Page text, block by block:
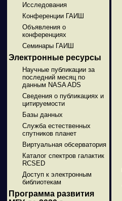
Исследования
Конференции ГАИШ
Объявления о
конференциях
Семинары ГАИШ
Электронные ресурсы
Научные публикации за
последний месяц по
данным NASA ADS
Сведения о публикациях и
цитируемости
Базы данных
Служба естественных
спутников планет
Виртуальная обсерватория
Каталог спектров галактик
RCSED
Доступ к электронным
библиотекам
Программа развития